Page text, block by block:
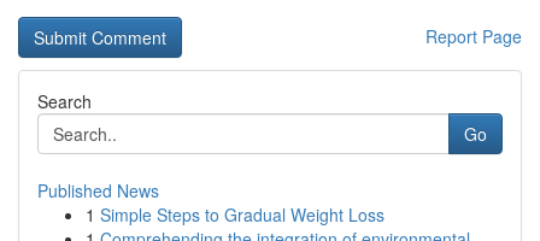
Report Page
Search
Go
Published News
1 Simple Steps to Gradual Weight Loss